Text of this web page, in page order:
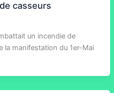
casseurs
un incendie de
la manifestation du 1er-Mai